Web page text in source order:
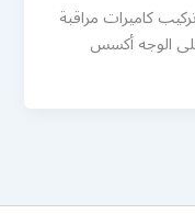
كاميرات مراقبة
الوجه أكسس